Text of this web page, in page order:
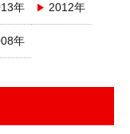
年 2012年
年